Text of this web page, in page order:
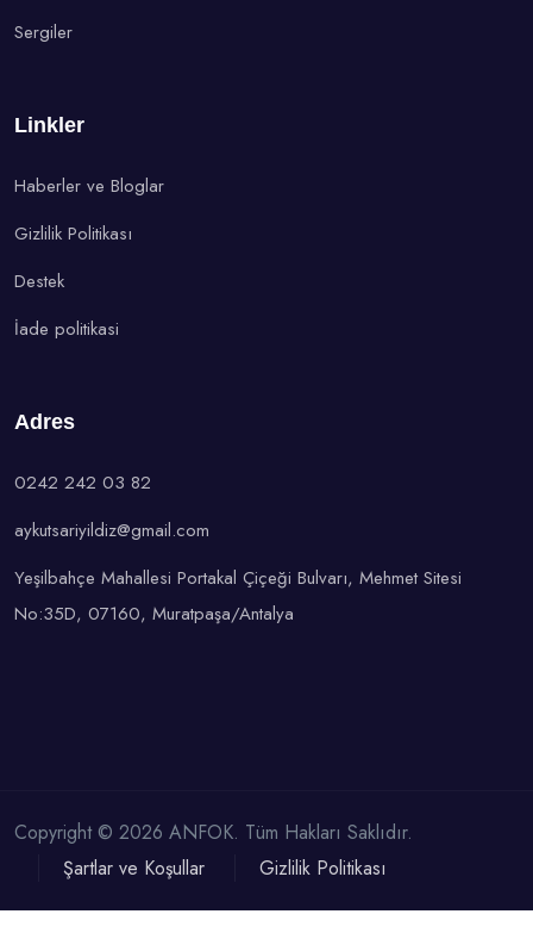
Sergiler
Linkler
Haberler ve Bloglar
Gizlilik Politikası
Destek
İade politikasi
Adres
0242 242 03 82
aykutsariyildiz@gmail.com
Yeşilbahçe Mahallesi Portakal Çiçeği Bulvarı, Mehmet Sitesi
No:35D, 07160, Muratpaşa/Antalya
Copyright © 2026 ANFOK. Tüm Hakları Saklıdır.
Şartlar ve Koşullar
Gizlilik Politikası